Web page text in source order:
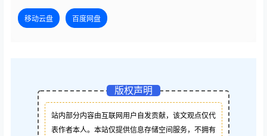
移动云盘 百度网盘
版权声明
站内部分内容由互联网用户自发贡献，该文观点仅代
表作者本人。本站仅提供信息存储空间服务，不拥有